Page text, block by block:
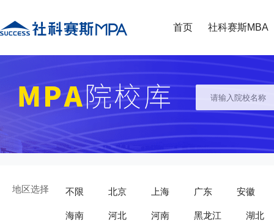
首页 社科赛斯MBA
地区选择 不限 北京 上海 广东 安徽
海南 河北 河南 黑龙江 湖北